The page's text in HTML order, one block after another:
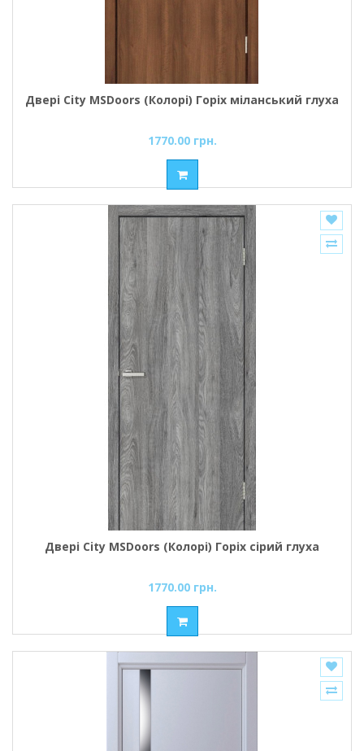
Двері City MSDoors (Колорі) Горіх міланський глуха
1770.00 грн.
Двері City MSDoors (Колорі) Горіх сірий глуха
1770.00 грн.